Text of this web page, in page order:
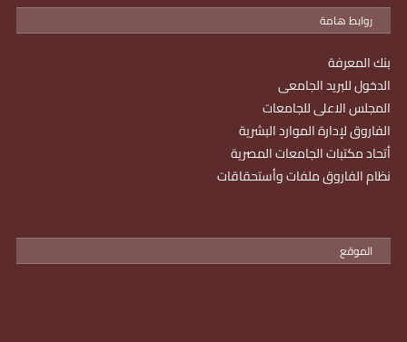
روابط هامة
بنك المعرفة
الدخول للبريد الجامعى
المجلس الاعلى للجامعات
الفاروق لإدارة الموارد البشرية
أتحاد مكتبات الجامعات المصرية
نظام الفاروق ملفات وأستحقاقات
الموقع